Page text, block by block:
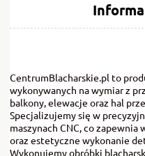
CentrumBlacharskie.pl to
wykonywanych na wymiar z
balkony, elewacje oraz hal
Specjalizujemy się w
maszynach CNC, co
oraz estetyczne wykonanie
Wykonujemy obróbki